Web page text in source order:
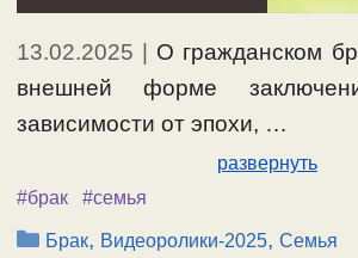
13.02.2025
О гражданском
внешней форме
зависимости от эпохи, …
развернуть
#брак
#семья
Рубрики
Брак, Видеоролики-2025,Семья